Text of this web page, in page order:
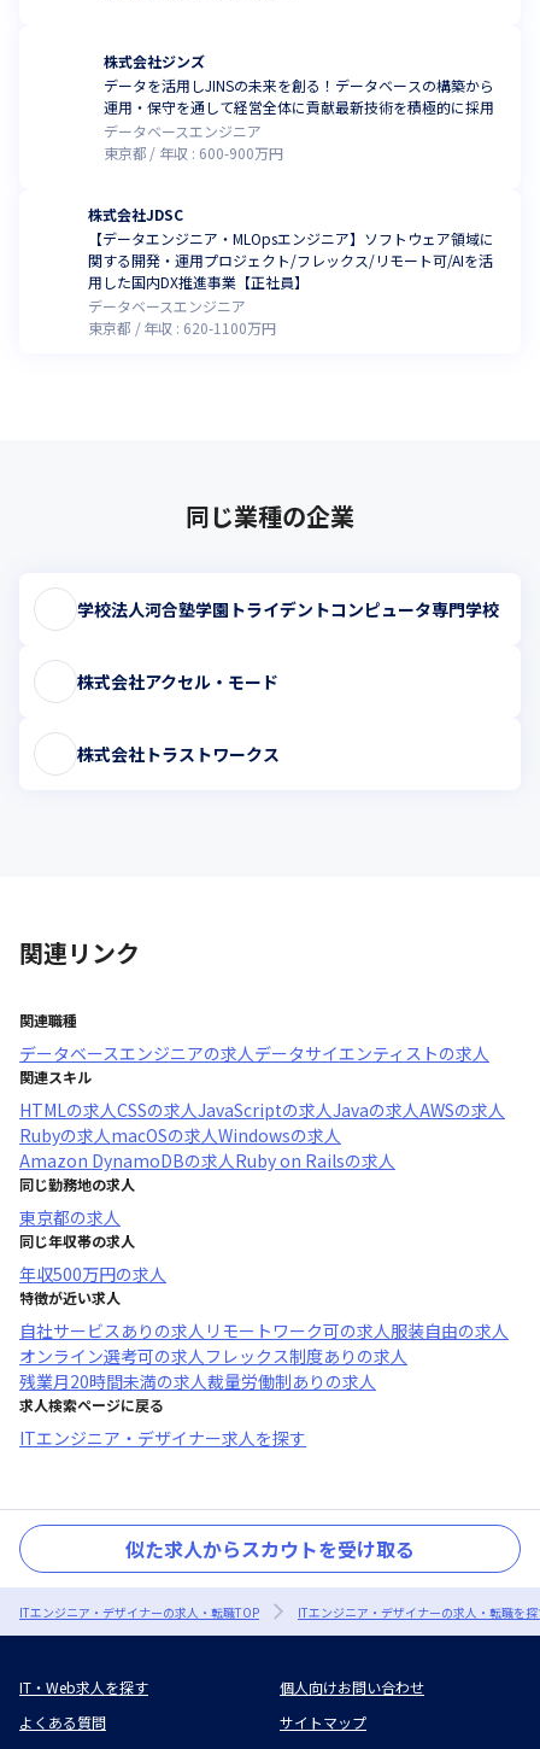
株式会社ジンズ
データを活用しJINSの未来を創る！データベースの構築から
運用・保守を通して経営全体に貢献最新技術を積極的に採用
データベースエンジニア
東京都
年収 : 600-900万円
株式会社JDSC
【データエンジニア・MLOpsエンジニア】ソフトウェア領域に
関する開発・運用プロジェクト/フレックス/リモート可/AIを活
用した国内DX推進事業【正社員】
データベースエンジニア
東京都
年収 : 620-1100万円
同じ業種の企業
学校法人河合塾学園トライデントコンピュータ専門学校
株式会社アクセル・モード
株式会社トラストワークス
関連リンク
関連職種
データベースエンジニアの求人データサイエンティストの求人
関連スキル
HTMLの求人CSSの求人JavaScriptの求人Javaの求人AWSの求人
Rubyの求人macOSの求人Windowsの求人
Amazon DynamoDBの求人Ruby on Railsの求人
同じ勤務地の求人
東京都の求人
同じ年収帯の求人
年収500万円の求人
特徴が近い求人
自社サービスあり の求人 リモートワーク可の求人服装自由の求人
オンライン選考可の求人フレックス制度あり の求人
残業月20時間未満の求人裁量労働制あり の求人
求人検索ページに戻る
ITエンジニア・デザイナー求人を探す
似た求人からスカウトを受け取る
ITエンジニア・デザイナーの求人・転職TOP ITエンジニア・デザイナーの求人・転職を
IT・Web求人を探す
個人向けお問い合わせ
よくある質問
サイトマップ